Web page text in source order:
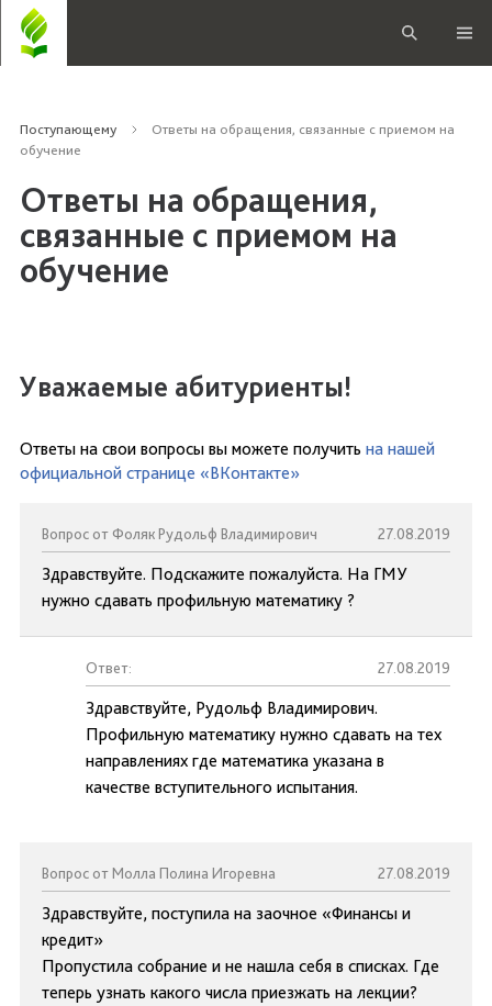
Поступающему
Ответы на обращения, связанные с приемом на
обучение
Ответы на обращения,
связанные с приемом на
обучение
Уважаемые абитуриенты!
Ответы на свои вопросы вы можете получить на нашей
официальной странице «ВКонтакте»
Вопрос от Фоляк Рудольф Владимирович 27.08.2019
Здравствуйте. Подскажите пожалуйста. На ГМУ
нужно сдавать профильную математику ?
Ответ: 27.08.2019
Здравствуйте, Рудольф Владимирович.
Профильную математику нужно сдавать на тех
направлениях где математика указана в
качестве вступительного испытания.
Вопрос от Молла Полина Игоревна 27.08.2019
Здравствуйте, поступила на заочное «Финансы и
кредит»
Пропустила собрание и не нашла себя в списках. Где
теперь узнать какого числа приезжать на лекции?